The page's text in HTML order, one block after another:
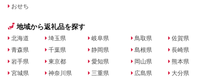
おせち
地域から返礼品を探す
北海道
青森県
岩手県
宮城県
埼玉県
千葉県
東京都
神奈川県
岐阜県
静岡県
愛知県
三重県
鳥取県
島根県
岡山県
広島県
佐賀県
長崎県
熊本県
大分県